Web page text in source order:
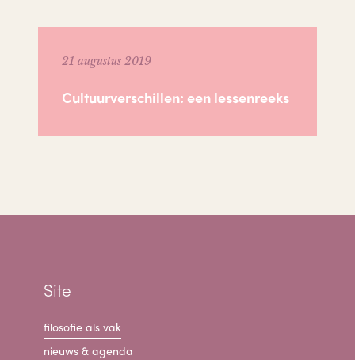
21 augustus 2019
Cultuurverschillen: een lessenreeks
Site
filosofie als vak
nieuws & agenda